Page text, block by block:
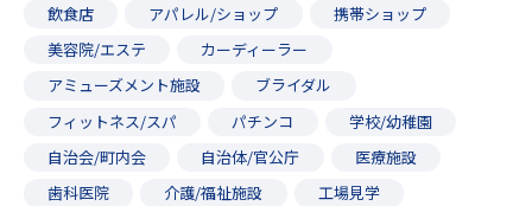
飲食店 アパレル/ショップ
携帯ショップ
美容院/エステ
カーディーラー
アミューズメント施設
ブライダル
フィットネス/スパ
パチンコ
学校/幼稚園
自治会/町内会
自治体/官公庁
医療施設
歯科医院
介護/福祉施設
工場見学